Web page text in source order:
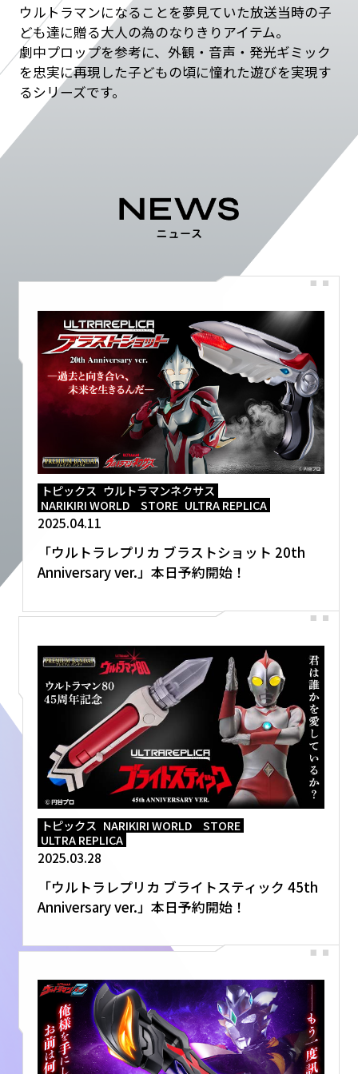
EVENT
ウルトラマンになることを夢見ていた放送当時の子
ども達に贈る大人の為のなりきりアイテム。
劇中プロップを参考に、外観・音声・発光ギミック
を忠実に再現した子どもの頃に憧れた遊びを実現す
るシリーズです。
トピックス ウルトラマンネクサス
NARIKIRI WORLD STORE ULTRA REPLICA
2025.04.11
「ウルトラレプリカ ブラストショット 20th
Anniversary ver.」本日予約開始！
トピックス NARIKIRI WORLD STORE
ULTRA REPLICA
2025.03.28
「ウルトラレプリカ ブライトスティック 45th
Anniversary ver.」本日予約開始！